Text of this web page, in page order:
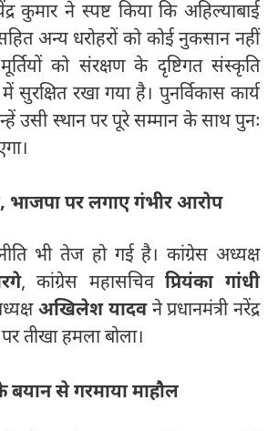
कुमार ने स्पष्ट किया कि अहिल्याबाई
अन्य धरोहरों को कोई नुकसान नहीं
को संरक्षण के दृष्टिगत संस्कृति
सुरक्षित रखा गया है। पुनर्विकास कार्य
उसी स्थान पर पूरे सम्मान के साथ पुनः
भाजपा पर लगाए गंभीर आरोप
भी तेज हो गई है। कांग्रेस अध्यक्ष
, कांग्रेस महासचिवप्रियंका गांधी
अखिलेश यादवने प्रधानमंत्री नरेंद्र
तीखा हमला बोला।
बयान से गरमाया माहौल